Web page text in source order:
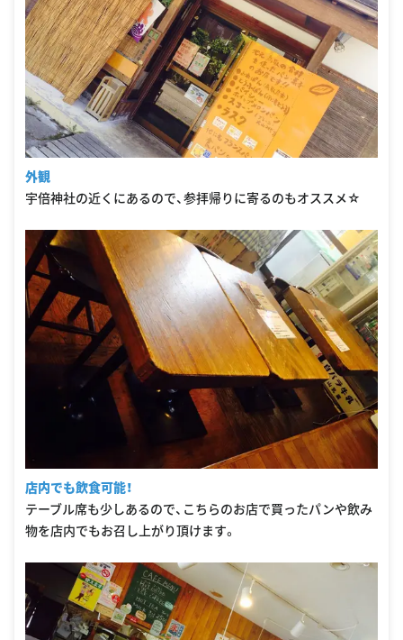
外観
宇倍神社の近くにあるので、参拝帰りに寄るのもオススメ☆
店内でも飲食可能！
テーブル席も少しあるので、こちらのお店で買ったパンや飲み
物を店内でもお召し上がり頂けます。